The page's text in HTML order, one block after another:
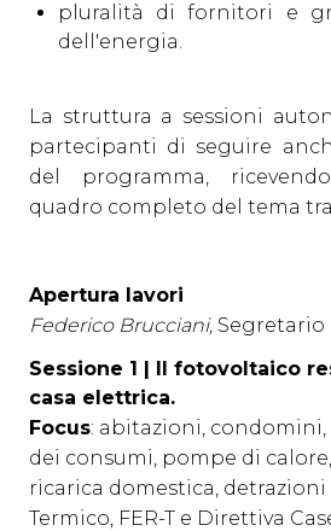
AREA RISERVATA VISITATORI
person
pluralità di fornitori e
dell'energia.
La struttura a sessioni
partecipanti di seguire
del programma,
quadro completo del tema
Apertura lavori
Federico Brucciani, Segretario
Sessione 1 | Il fotovoltaico
casa elettrica.
Focus: abitazioni,
dei consumi, pompe di
ricarica domestica, detrazioni
Termico, FER-T e Direttiva